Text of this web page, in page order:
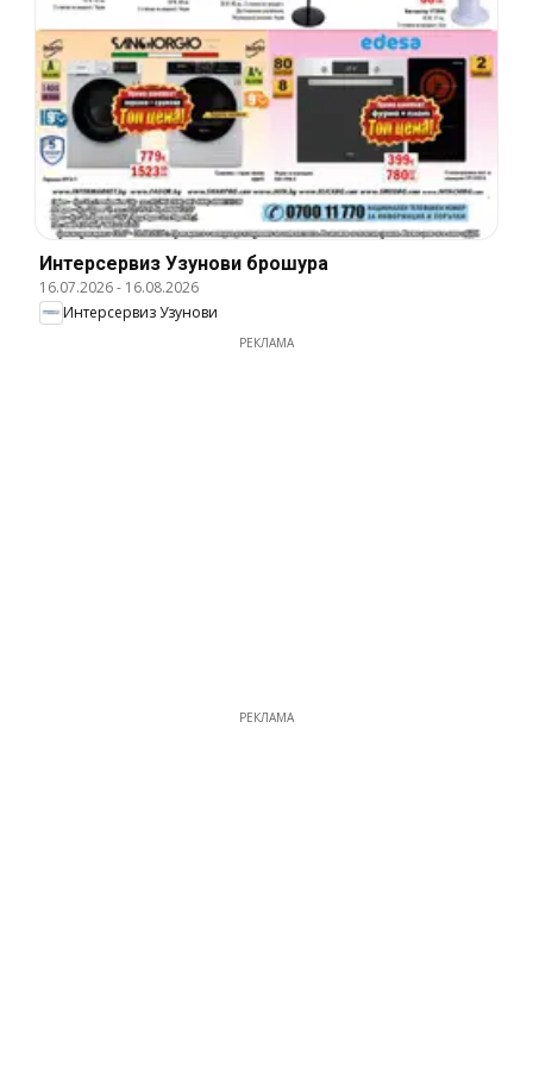
Интерсервиз Узунови брошура
16.07.2026- 16.08.2026
Интерсервиз Узунови
РЕКЛАМА
РЕКЛАМА